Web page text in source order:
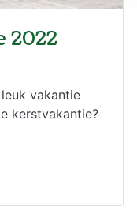
2022
vakantie
kerstvakantie?